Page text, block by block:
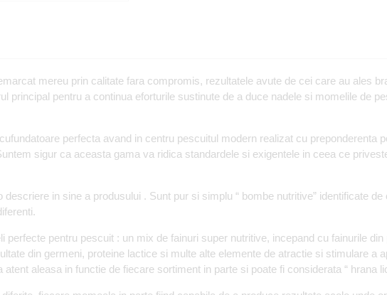
mereu prin calitate fara compromis, rezultatele avute de cei care au ales
principal pentru a continua eforturile sustinute de a duce nadele si momelile de
perfecta avand in centru pescuitul modern realizat cu preponderenta
sigur ca aceasta gama va ridica standardele si exigentele in ceea ce
in sine a produsului . Sunt pur si simplu “ bombe nutritive” identificate
perfecte pentru pescuit : un mix de fainuri super nutritive, incepand cu fainurile din
din germeni, proteine lactice si multe alte elemente de atractie si stimulare a
aleasa in functie de fiecare sortiment in parte si poate fi considerata “ hrana